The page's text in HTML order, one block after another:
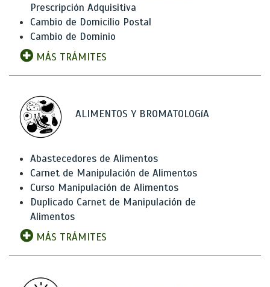
Prescripción Adquisitiva
Cambio de Domicilio Postal
Cambio de Dominio
MÁS TRÁMITES
ALIMENTOS Y BROMATOLOGíA
Abastecedores de Alimentos
Carnet de Manipulación de Alimentos
Curso Manipulación de Alimentos
Duplicado Carnet de Manipulación de
Alimentos
MÁS TRÁMITES